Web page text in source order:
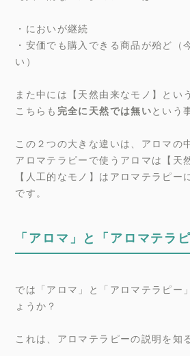
・においが継続
・安価でも購入できる商品が殆ど（
い）
また中には【天然由来なモノ】とい
こちらも 完全に天然では無いという
この２つの大きな違いは、アロマの
アロマテラピーで使うアロマは【天
【人工的なモノ】はアロマテラピー
です。
「アロマ」と「アロマテラ
では「アロマ」と「アロマテラピー
ょうか？
これは、アロマテラピーの説明を知